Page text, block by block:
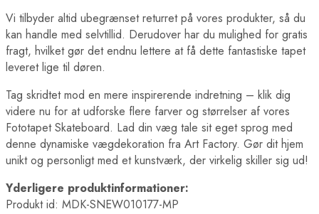
Vi tilbyder altid ubegrænset returret på vores produkter, så du
kan handle med selvtillid. Derudover har du mulighed for gratis
fragt, hvilket gør det endnu lettere at få dette fantastiske tapet
leveret lige til døren.
Tag skridtet mod en mere inspirerende indretning – klik dig
videre nu for at udforske flere farver og størrelser af vores
Fototapet Skateboard. Lad din væg tale sit eget sprog med
denne dynamiske vægdekoration fra Art Factory. Gør dit hjem
unikt og personligt med et kunstværk, der virkelig skiller sig ud!
Yderligere produktinformationer:
Produkt id: MDK-SNEW010177-MP